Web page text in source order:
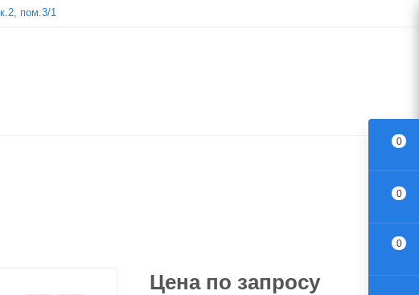
пом.3/1
Цена по запросу
0
0
0